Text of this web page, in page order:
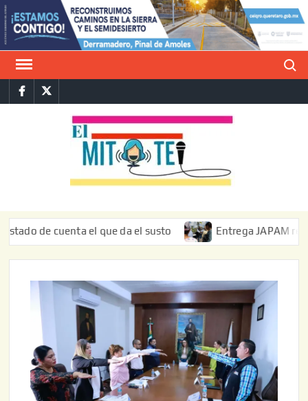
Saltar
al
contenido
FacebookTwitter
cuenta el que da el susto Entrega JAPAM